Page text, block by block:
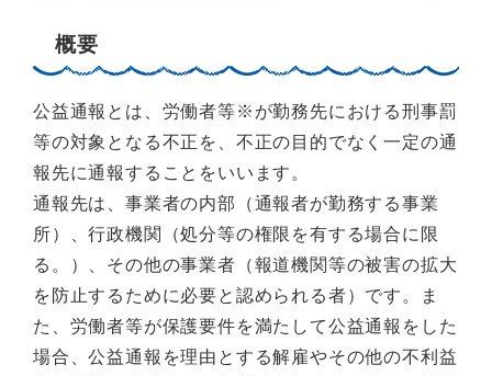
概要
公益通報とは、労働者等※が勤務先における刑事罰
等の対象となる不正を、不正の目的でなく一定の通
報先に通報することをいいます。
通報先は、事業者の内部（通報者が勤務する事業
所）、行政機関（処分等の権限を有する場合に限
る。）、その他の事業者（報道機関等の被害の拡大
を防止するために必要と認められる者）です。ま
た、労働者等が保護要件を満たして公益通報をした
場合、公益通報を理由とする解雇やその他の不利益